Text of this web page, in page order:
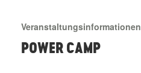
Veranstaltungsinformationen
POWER CAMP